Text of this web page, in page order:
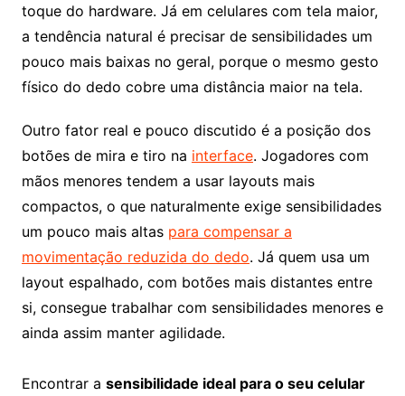
toque do hardware. Já em celulares com tela maior,
a tendência natural é precisar de sensibilidades um
pouco mais baixas no geral, porque o mesmo gesto
físico do dedo cobre uma distância maior na tela.
Outro fator real e pouco discutido é a posição dos
botões de mira e tiro na interface. Jogadores com
mãos menores tendem a usar layouts mais
compactos, o que naturalmente exige sensibilidades
um pouco mais altas para compensar a
movimentação reduzida do dedo. Já quem usa um
layout espalhado, com botões mais distantes entre
si, consegue trabalhar com sensibilidades menores e
ainda assim manter agilidade.
Encontrar a sensibilidade ideal para o seu celular